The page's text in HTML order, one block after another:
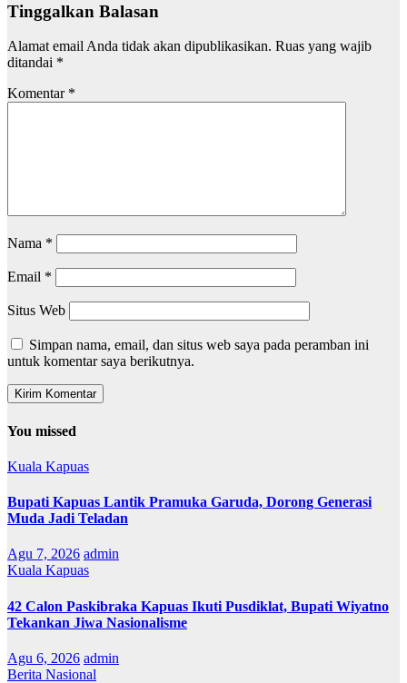
Tinggalkan Balasan
Alamat email Anda tidak akan dipublikasikan. Ruas yang wajib
ditandai *
Komentar *
Nama *
Email *
Situs Web
Simpan nama, email, dan situs web saya pada peramban ini
untuk komentar saya berikutnya.
You missed
Kuala Kapuas
Bupati Kapuas Lantik Pramuka Garuda, Dorong Generasi
Muda Jadi Teladan
Agu 7, 2026 admin
Kuala Kapuas
42 Calon Paskibraka Kapuas Ikuti Pusdiklat, Bupati Wiyatno
Tekankan Jiwa Nasionalisme
Agu 6, 2026 admin
Berita Nasional